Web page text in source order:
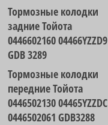
Тормозные колодки
задние Тойота
0446602160 04466YZZD9
GDB 3289
Тормозные колодки
передние Тойота
0446502130 04465YZZDC
0446502061 GDB3288